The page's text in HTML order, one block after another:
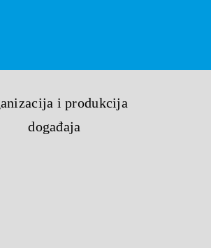
i produkcija
događaja